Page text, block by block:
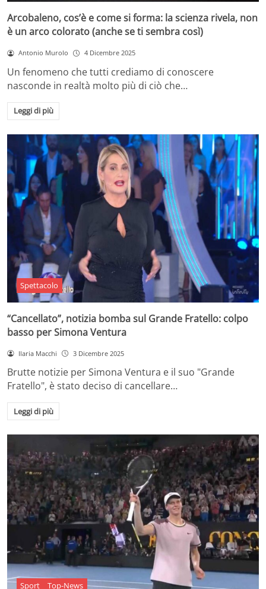
Arcobaleno, cos’è e come si forma: la scienza rivela, non
è un arco colorato (anche se ti sembra così)
Antonio Murolo 4 Dicembre 2025
Un fenomeno che tutti crediamo di conoscere
nasconde in realtà molto più di ciò che…
Leggi di più
Spettacolo
“Cancellato”, notizia bomba sul Grande Fratello: colpo
basso per Simona Ventura
Ilaria Macchi 3 Dicembre 2025
Brutte notizie per Simona Ventura e il suo "Grande
Fratello", è stato deciso di cancellare…
Leggi di più
Sport Top-News